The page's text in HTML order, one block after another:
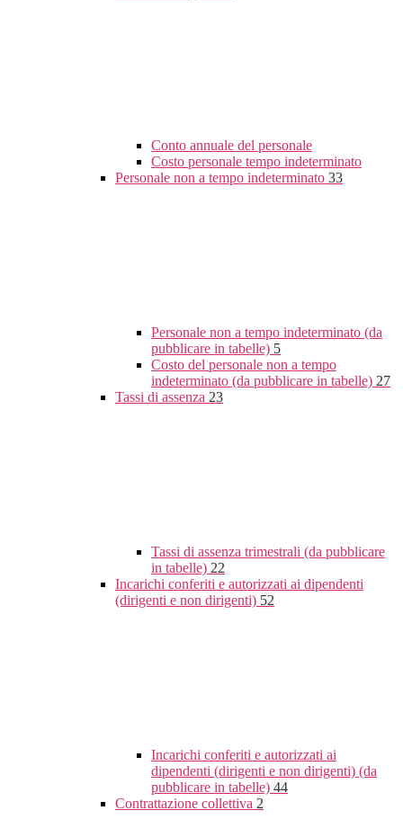
Conto annuale del personale
Costo personale tempo indeterminato
Personale non a tempo indeterminato 33
Personale non a tempo indeterminato (da
pubblicare in tabelle) 5
Costo del personale non a tempo
indeterminato (da pubblicare in tabelle) 27
Tassi di assenza 23
Tassi di assenza trimestrali (da pubblicare
in tabelle) 22
Incarichi conferiti e autorizzati ai dipendenti
(dirigenti e non dirigenti) 52
Incarichi conferiti e autorizzati ai
dipendenti (dirigenti e non dirigenti) (da
pubblicare in tabelle) 44
Contrattazione collettiva 2